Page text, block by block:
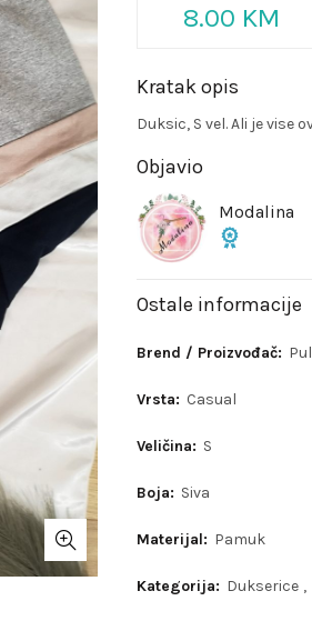
8.00 KM
Kratak opis
Duksic, S vel. Ali je vise
Objavio
Modalina
Ostale informacije
Brend / Proizvođač:
Vrsta: Casual
Veličina: S
Boja: Siva
Materijal: Pamuk
Kategorija: Dukserice ,